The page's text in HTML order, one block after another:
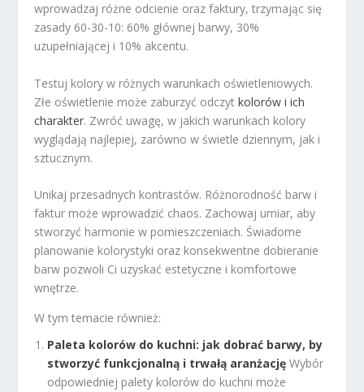
wprowadzaj różne odcienie oraz faktury, trzymając się
zasady 60-30-10: 60% głównej barwy, 30%
uzupełniającej i 10% akcentu.
Testuj kolory w różnych warunkach oświetleniowych.
Złe oświetlenie może zaburzyć odczytkolorów i ich
charakter. Zwróć uwagę, w jakich warunkach kolory
wyglądają najlepiej, zarówno w świetle dziennym, jak i
sztucznym.
Unikaj przesadnych kontrastów. Różnorodność barw i
faktur może wprowadzić chaos. Zachowaj umiar, aby
stworzyć harmonie w pomieszczeniach. Świadome
planowanie kolorystyki oraz konsekwentne dobieranie
barw pozwoli Ci uzyskać estetyczne i komfortowe
wnętrze.
W tym temacie również:
Paleta kolorów do kuchni: jak dobrać barwy, by
stworzyć funkcjonalną i trwałą aranżację Wybór
odpowiedniej palety kolorów do kuchni może